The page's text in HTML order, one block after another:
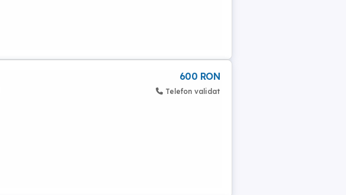
600 RON
Telefon validat